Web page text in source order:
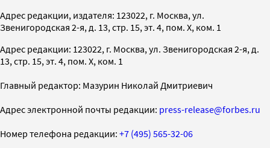
Адрес редакции, издателя: 123022, г. Москва, ул.
Звенигородская 2-я, д. 13, стр. 15, эт. 4, пом. X, ком. 1
Адрес редакции: 123022, г. Москва, ул. Звенигородская 2-я, д.
13, стр. 15, эт. 4, пом. X, ком. 1
Главный редактор: Мазурин Николай Дмитриевич
Адрес электронной почты редакции: press-release@forbes.ru
Номер телефона редакции: +7 (495) 565-32-06